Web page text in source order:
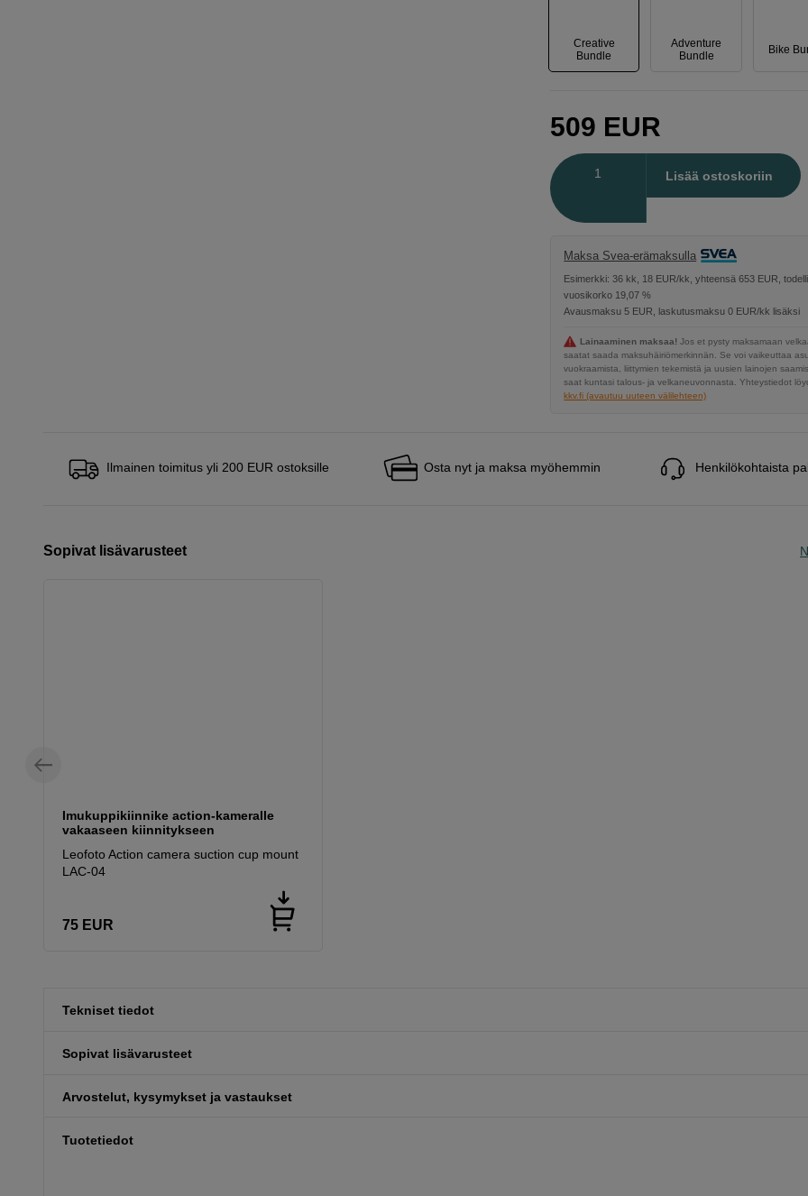
Creative
Bundle
Adventure
Bundle
Bike
509 EUR
Lisää ostoskoriin
Maksa Svea-erämaksulla
Esimerkki: 36 kk, 18 EUR/kk, yhteensä 653 EUR,
vuosikorko 19,07 %
Avausmaksu 5 EUR, laskutusmaksu 0 EUR/kk lisäksi
Lainaaminen maksaa! Jos et pysty maksamaan
saatat saada maksuhäiriömerkinnän. Se voi vaikeuttaa
vuokraamista, liittymien tekemistä ja uusien lainojen
saat kuntasi talous- ja velkaneuvonnasta. Yhteystiedot
kkv.fi (avautuu uuteen välilehteen)
Ilmainen toimitus yli 200 EUR ostoksille Osta nyt ja maksa myöhemmin Henkilökohtaista
Sopivat lisävarusteet
Imukuppikiinnike action-kameralle
vakaaseen kiinnitykseen
Leofoto Action camera suction cup mount
LAC-04
75 EUR
Tekniset tiedot
Sopivat lisävarusteet
Arvostelut, kysymykset ja vastaukset
Tuotetiedot